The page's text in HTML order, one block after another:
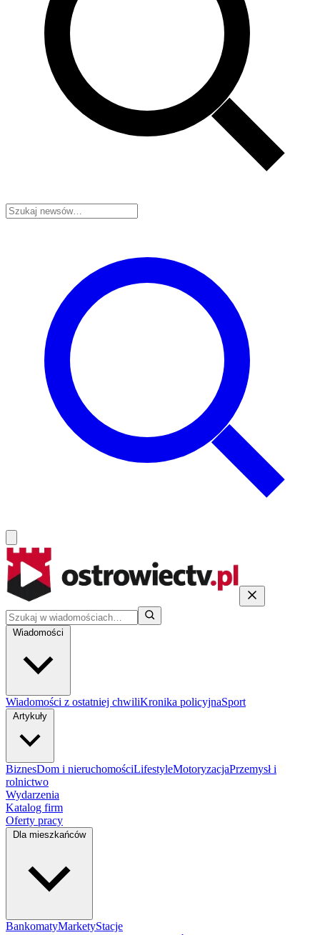
Wiadomości
Wiadomości z ostatniej chwiliKronika policyjnaSport
Artykuły
BiznesDom i nieruchomościLifestyleMotoryzacjaPrzemysł i
rolnictwo
Wydarzenia
Katalog firm
Oferty pracy
Dla mieszkańców
BankomatyMarketyStacje